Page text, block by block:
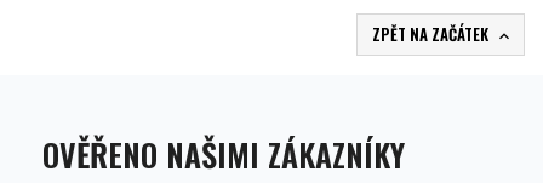
ZPĚT NA ZAČÁTEK 
OVĚŘENO NAŠIMI ZÁKAZNÍKY